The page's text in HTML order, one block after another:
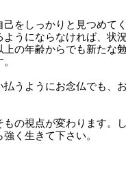
をしっかりと見つめて
うにならなければ、状
の年齢からでも新たな
うようにお念仏でも、
の視点が変わります。
く生きて下さい。